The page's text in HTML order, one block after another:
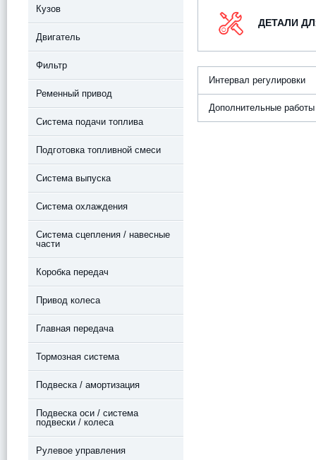
Кузов
Двигатель
Фильтр
Ременный привод
Система подачи топлива
Подготовка топливной смеси
Система выпуска
Система охлаждения
Система сцепления / навесные
части
Коробка передач
Привод колеса
Главная передача
Тормозная система
Подвеска / амортизация
Подвеска оси / система
подвески / колеса
Рулевое управления
ДЕТАЛИ
Интервал регулировки
Дополнительные работы